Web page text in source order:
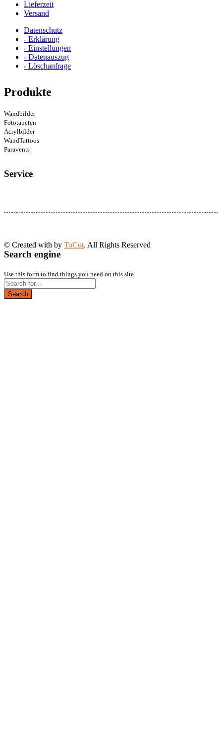
Lieferzeit
Versand
Datenschutz
- Erklärung
- Einstellungen
- Datenauszug
- Löschanfrage
Produkte
Wandbilder
Fototapeten
Acrylbilder
WandTattoos
Paravents
Service
© Created with by ToCut. All Rights Reserved
Search engine
Use this form to find things you need on this site
Search